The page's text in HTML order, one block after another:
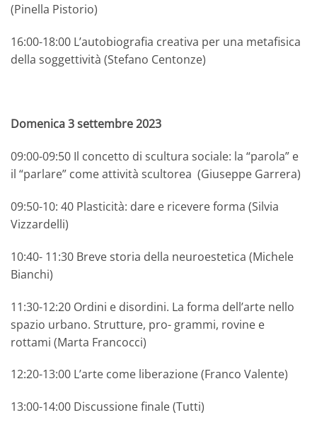
(Pinella Pistorio)
16:00-18:00 L’autobiografia creativa per una metafisica
della soggettività (Stefano Centonze)
Domenica 3 settembre 2023
09:00-09:50 Il concetto di scultura sociale: la “parola” e
il “parlare” come attività scultorea (Giuseppe Garrera)
09:50-10: 40 Plasticità: dare e ricevere forma (Silvia
Vizzardelli)
10:40- 11:30 Breve storia della neuroestetica (Michele
Bianchi)
11:30-12:20 Ordini e disordini. La forma dell’arte nello
spazio urbano. Strutture, pro- grammi, rovine e
rottami (Marta Francocci)
12:20-13:00 L’arte come liberazione (Franco Valente)
13:00-14:00 Discussione finale (Tutti)